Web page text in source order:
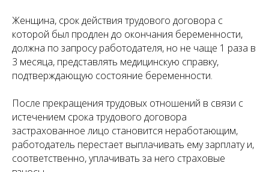
Женщина, срок действия трудового договора с
которой был продлен до окончания беременности,
должна по запросу работодателя, но не чаще 1 раза в
3 месяца, представлять медицинскую справку,
подтверждающую состояние беременности.
После прекращения трудовых отношений в связи с
истечением срока трудового договора
застрахованное лицо становится неработающим,
работодатель перестает выплачивать ему зарплату и,
соответственно, уплачивать за него страховые